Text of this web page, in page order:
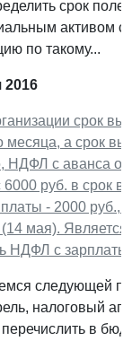
срок
активом
по такому...
2016
срок
месяца, а срок
с аванса
руб. в срок
- 2000 руб.,
(14 мая).
НДФЛ с
следующей
налоговый
в